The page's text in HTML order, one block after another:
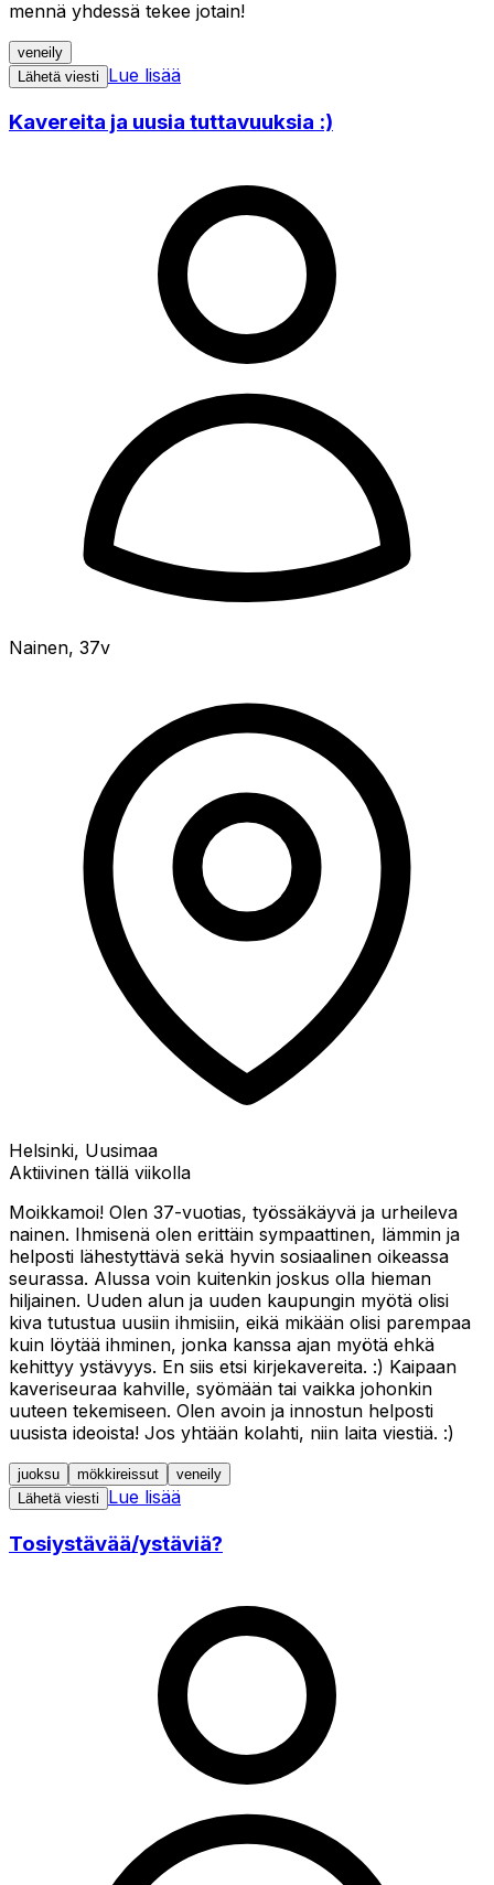
mennä yhdessä tekee jotain!
veneily
Lähetä viesti
Lue lisää
Kavereita ja uusia tuttavuuksia :)
Nainen, 37v
Helsinki, Uusimaa
Aktiivinen tällä viikolla
Moikkamoi! Olen 37-vuotias, työssäkäyvä ja urheileva
nainen. Ihmisenä olen erittäin sympaattinen, lämmin ja
helposti lähestyttävä sekä hyvin sosiaalinen oikeassa
seurassa. Alussa voin kuitenkin joskus olla hieman
hiljainen. Uuden alun ja uuden kaupungin myötä olisi
kiva tutustua uusiin ihmisiin, eikä mikään olisi parempaa
kuin löytää ihminen, jonka kanssa ajan myötä ehkä
kehittyy ystävyys. En siis etsi kirjekavereita. :) Kaipaan
kaveriseuraa kahville, syömään tai vaikka johonkin
uuteen tekemiseen. Olen avoin ja innostun helposti
uusista ideoista! Jos yhtään kolahti, niin laita viestiä. :)
juoksu mökkireissut
veneily
Lähetä viesti
Lue lisää
Tosiystävää/ystäviä?